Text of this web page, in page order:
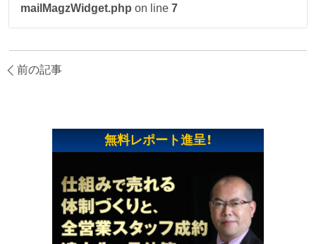
mailMagzWidget.php on line7
前の記事
無料レポート進呈！